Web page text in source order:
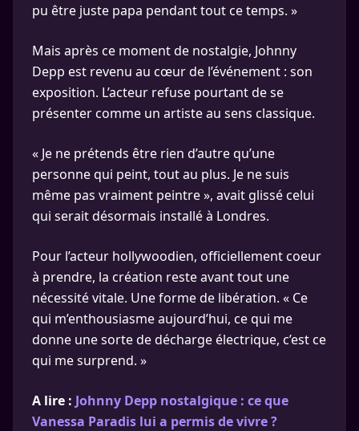
pu être juste papa pendant tout ce temps. »
Mais après ce moment de nostalgie, Johnny
Depp est revenu au cœur de l’événement : son
exposition. L’acteur refuse pourtant de se
présenter comme un artiste au sens classique.
« Je ne prétends être rien d’autre qu’une
personne qui peint, tout au plus. Je ne suis
même pas vraiment peintre », avait glissé celui
qui serait désormais installé à Londres.
Pour l’acteur hollywoodien, officiellement coeur
à prendre, la création reste avant tout une
nécessité vitale. Une forme de libération. « Ce
qui m’enthousiasme aujourd’hui, ce qui me
donne une sorte de décharge électrique, c’est ce
qui me surprend. »
A lire : Johnny Depp nostalgique : ce que
Vanessa Paradis lui a permis de vivre ?